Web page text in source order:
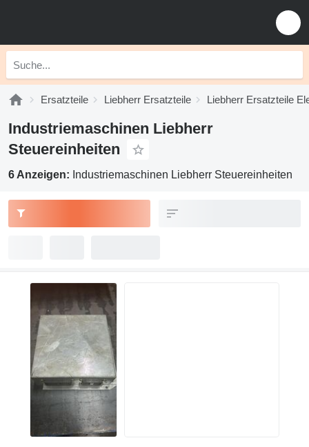
Ersatzteile Liebherr Ersatzteile Liebherr Ersatzteile
Industriemaschinen Liebherr
Steuereinheiten
6 Anzeigen: Industriemaschinen Liebherr Steuereinheiten